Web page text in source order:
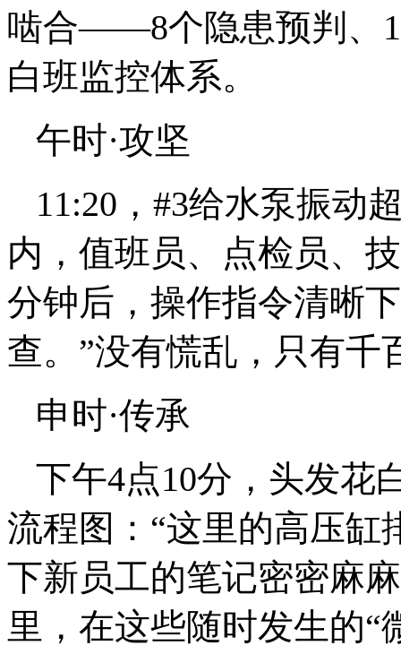
啮合——8个隐患预判、
白班监控体系。
午时·攻坚
11:20，#3给水泵振动
内，值班员、点检员、
分钟后，操作指令清晰
查。”没有慌乱，只有千
申时·传承
下午4点10分，头发花
流程图：“这里的高压缸
下新员工的笔记密密麻
里，在这些随时发生的“